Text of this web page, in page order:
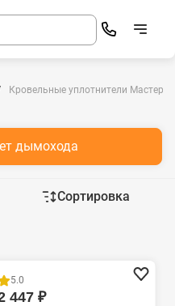
Кровельные уплотнители Мастер
дымохода
Сортировка
5.0
447 ₽